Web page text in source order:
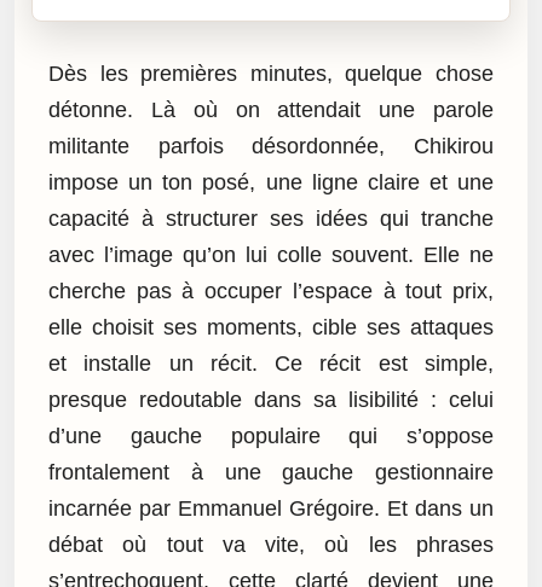
Dès les premières minutes, quelque chose
détonne. Là où on attendait une parole
militante parfois désordonnée, Chikirou
impose un ton posé, une ligne claire et une
capacité à structurer ses idées qui tranche
avec l’image qu’on lui colle souvent. Elle ne
cherche pas à occuper l’espace à tout prix,
elle choisit ses moments, cible ses attaques
et installe un récit. Ce récit est simple,
presque redoutable dans sa lisibilité : celui
d’une gauche populaire qui s’oppose
frontalement à une gauche gestionnaire
incarnée par Emmanuel Grégoire. Et dans un
débat où tout va vite, où les phrases
s’entrechoquent, cette clarté devient une